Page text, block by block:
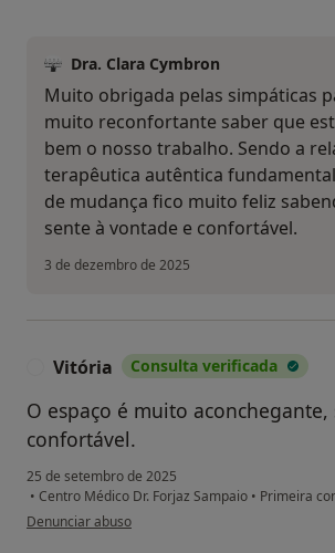
Dra. Clara Cymbron
Muito obrigada pelas simpáticas
muito reconfortante saber que
bem o nosso trabalho. Sendo a
terapêutica autêntica
de mudança fico muito feliz
sente à vontade e confortável.
3 de dezembro de 2025
Vitória Consulta verificada
O espaço é muito
confortável.
25 de setembro de 2025
• Centro Médico Dr. Forjaz Sampaio • Primeira
na opinião do utilizador Vitória
Denunciar abuso